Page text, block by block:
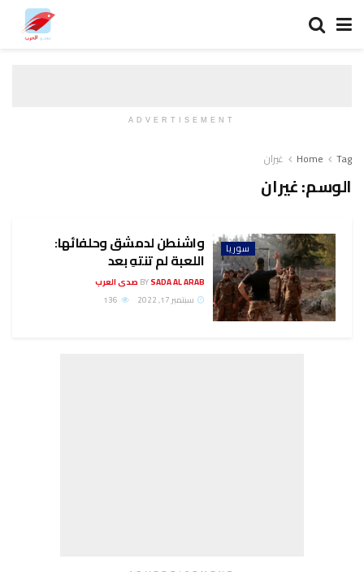
ADVERTISEMENT
Home Tag غيران
الوسم:غيران
سوريا واشنطن لدمشق وحلفائها:
اللعبة لم تنتهِ بعد
BYSADA AL ARAB صدى العرب
سبتمبر 17, 2022